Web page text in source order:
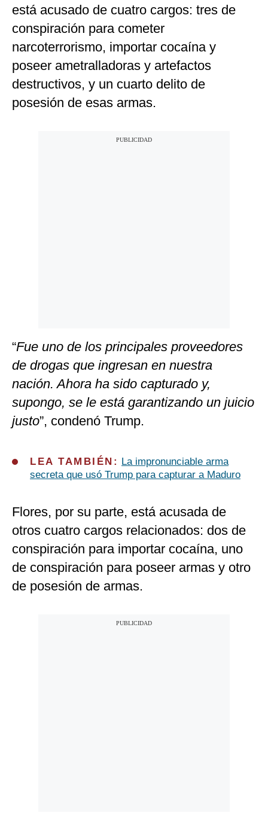
está acusado de cuatro cargos: tres de
conspiración para cometer
narcoterrorismo, importar cocaína y
poseer ametralladoras y artefactos
destructivos, y un cuarto delito de
posesión de esas armas.
“Fue uno de los principales proveedores
de drogas que ingresan en nuestra
nación. Ahora ha sido capturado y,
supongo, se le está garantizando un juicio
justo”, condenó Trump.
LEA TAMBIÉN:
La impronunciable arma
secreta que usó Trump para capturar a Maduro
Flores, por su parte, está acusada de
otros cuatro cargos relacionados: dos de
conspiración para importar cocaína, uno
de conspiración para poseer armas y otro
de posesión de armas.